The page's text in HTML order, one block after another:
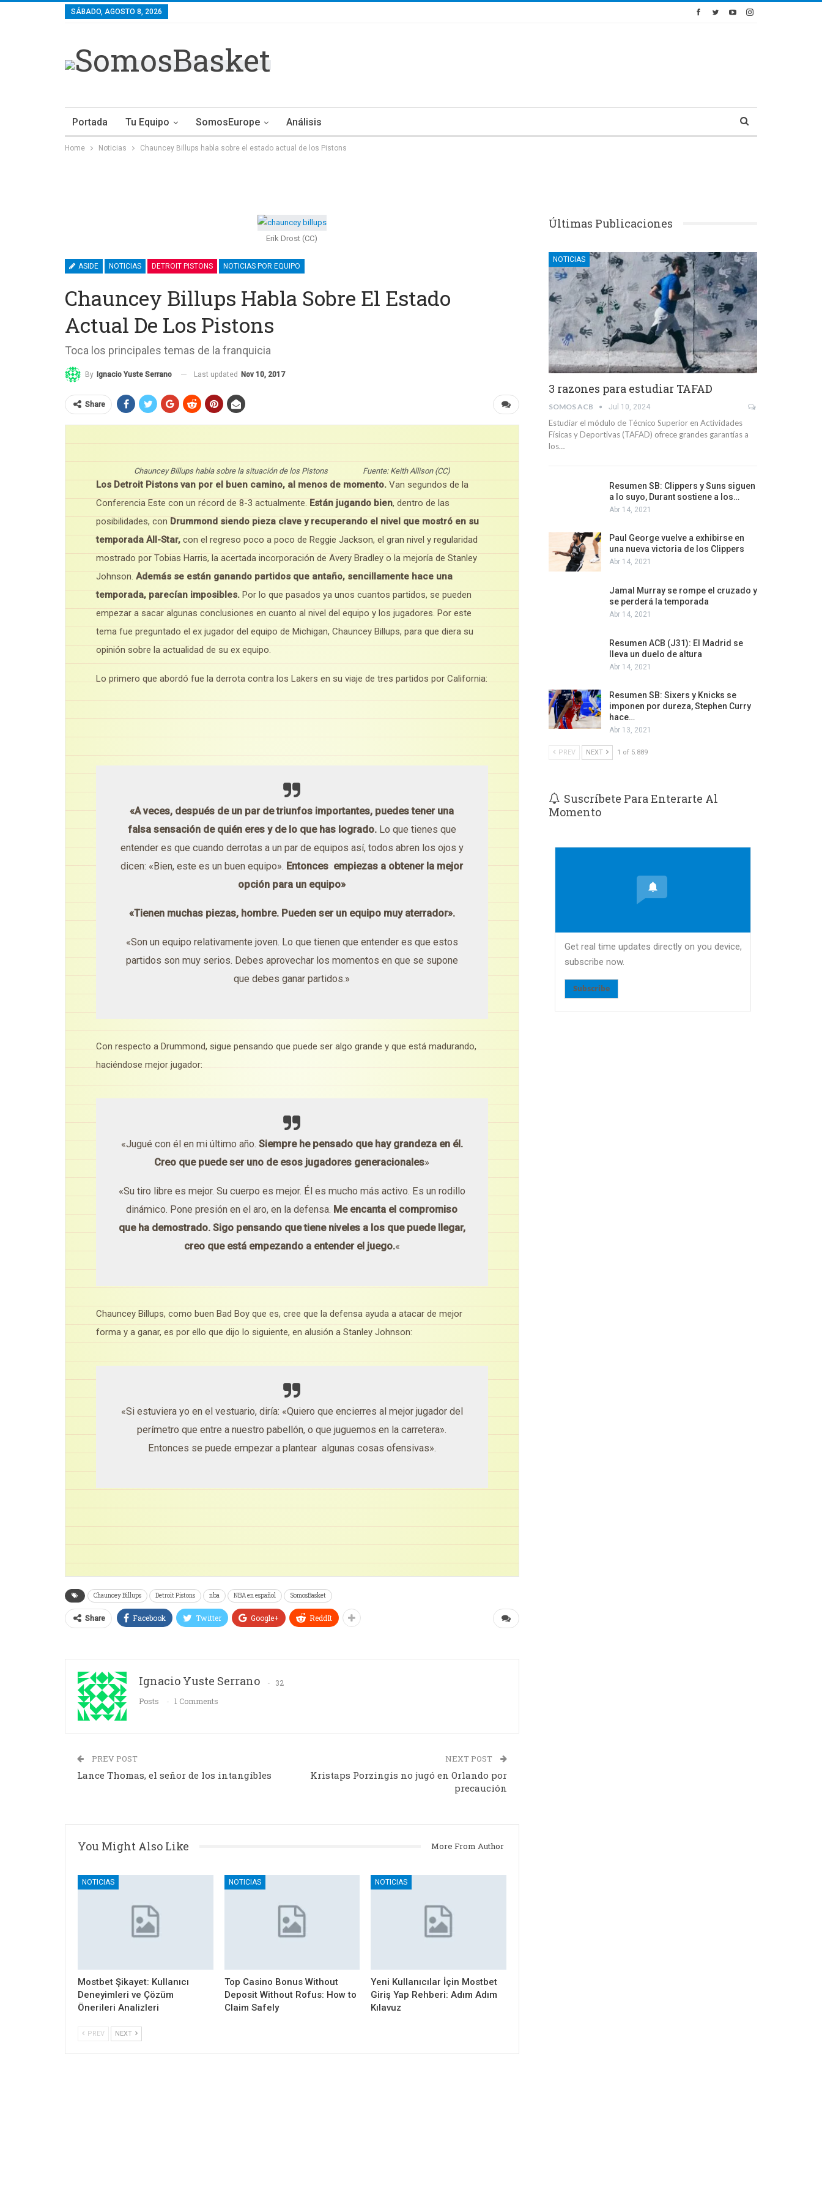
SÁBADO, AGOSTO 8, 2026
Portada Tu Equipo SomosEurope Análisis
Home Noticias Chauncey Billups habla sobre el estado actual de los Pistons
Erik Drost (CC)
ASIDE NOTICIAS DETROIT PISTONS NOTICIAS POR EQUIPO
Chauncey Billups Habla Sobre El Estado
Actual De Los Pistons
Toca los principales temas de la franquicia
By Ignacio Yuste Serrano Last updated Nov 10, 2017
Share
Chauncey Billups habla sobre la situación de los Pistons Fuente: Keith Allison (CC)
Los Detroit Pistons van por el buen camino, al menos de momento. Van segundos de la
Conferencia Este con un récord de 8-3 actualmente. Están jugando bien, dentro de las
posibilidades, con Drummond siendo pieza clave y recuperando el nivel que mostró en su
temporada All-Star, con el regreso poco a poco de Reggie Jackson, el gran nivel y regularidad
mostrado por Tobias Harris, la acertada incorporación de Avery Bradley o la mejoría de Stanley
Johnson. Además se están ganando partidos que antaño, sencillamente hace una
temporada, parecían imposibles. Por lo que pasados ya unos cuantos partidos, se pueden
empezar a sacar algunas conclusiones en cuanto al nivel del equipo y los jugadores. Por este
tema fue preguntado el ex jugador del equipo de Michigan, Chauncey Billups, para que diera su
opinión sobre la actualidad de su ex equipo.
Lo primero que abordó fue la derrota contra los Lakers en su viaje de tres partidos por California:
«A veces, después de un par de triunfos importantes, puedes tener una
falsa sensación de quién eres y de lo que has logrado. Lo que tienes que
entender es que cuando derrotas a un par de equipos así, todos abren los ojos y
dicen: «Bien, este es un buen equipo». Entonces empiezas a obtener la mejor
opción para un equipo»
«Tienen muchas piezas, hombre. Pueden ser un equipo muy aterrador».
«Son un equipo relativamente joven. Lo que tienen que entender es que estos
partidos son muy serios. Debes aprovechar los momentos en que se supone
que debes ganar partidos.»
Con respecto a Drummond, sigue pensando que puede ser algo grande y que está madurando,
haciéndose mejor jugador:
«Jugué con él en mi último año. Siempre he pensado que hay grandeza en él.
Creo que puede ser uno de esos jugadores generacionales»
«Su tiro libre es mejor. Su cuerpo es mejor. Él es mucho más activo. Es un rodillo
dinámico. Pone presión en el aro, en la defensa. Me encanta el compromiso
que ha demostrado. Sigo pensando que tiene niveles a los que puede llegar,
creo que está empezando a entender el juego.«
Chauncey Billups, como buen Bad Boy que es, cree que la defensa ayuda a atacar de mejor
forma y a ganar, es por ello que dijo lo siguiente, en alusión a Stanley Johnson:
«Si estuviera yo en el vestuario, diría: «Quiero que encierres al mejor jugador del
perímetro que entre a nuestro pabellón, o que juguemos en la carretera».
Entonces se puede empezar a plantear algunas cosas ofensivas».
Chauncey Billups Detroit Pistons nba NBA en español SomosBasket
Share Facebook Twitter Google+ ReddIt
Ignacio Yuste Serrano
32
Posts
1 Comments
PREV POST
Lance Thomas, el señor de los intangibles
NEXT POST
Kristaps Porzingis no jugó en Orlando por
precaución
You Might Also Like More From Author
NOTICIAS
Mostbet Şikayet: Kullanıcı
Deneyimleri ve Çözüm
Önerileri Analizleri
NOTICIAS
Top Casino Bonus Without
Deposit Without Rofus: How to
Claim Safely
NOTICIAS
Yeni Kullanıcılar İçin Mostbet
Giriş Yap Rehberi: Adım Adım
Kılavuz
PREV NEXT
Últimas Publicaciones
NOTICIAS
3 razones para estudiar TAFAD
SOMOS ACB Jul 10, 2024
Estudiar el módulo de Técnico Superior en Actividades
Físicas y Deportivas (TAFAD) ofrece grandes garantías a
los…
Resumen SB: Clippers y Suns siguen
a lo suyo, Durant sostiene a los…
Abr 14, 2021
Paul George vuelve a exhibirse en
una nueva victoria de los Clippers
Abr 14, 2021
Jamal Murray se rompe el cruzado y
se perderá la temporada
Abr 14, 2021
Resumen ACB (J31): El Madrid se
lleva un duelo de altura
Abr 14, 2021
Resumen SB: Sixers y Knicks se
imponen por dureza, Stephen Curry
hace…
Abr 13, 2021
PREV NEXT 1 of 5.889
Suscríbete Para Enterarte Al
Momento
Get real time updates directly on you device,
subscribe now.
Subscribe